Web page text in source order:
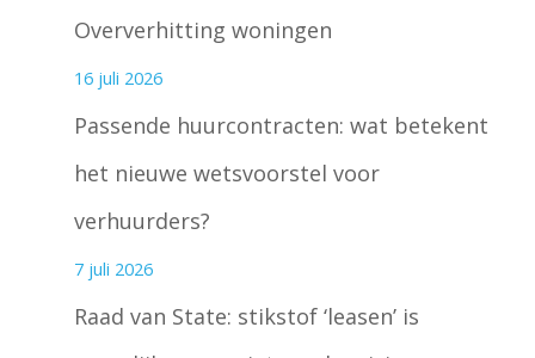
Oververhitting woningen
16 juli 2026
Passende huurcontracten: wat betekent
het nieuwe wetsvoorstel voor
verhuurders?
7 juli 2026
Raad van State: stikstof ‘leasen’ is